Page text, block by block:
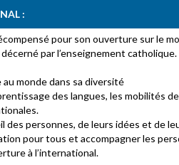
:
pour son ouverture sur le
par l’enseignement
au monde dans sa diversité
des langues, les mobilités
des personnes, de leurs idées et de
pour tous et accompagner les
à l’international.